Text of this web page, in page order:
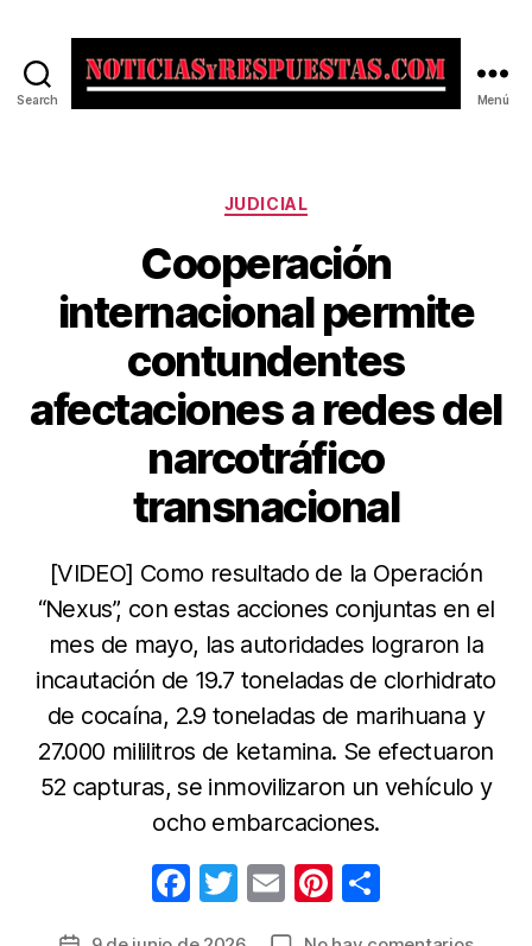
Search Menú
Categorías
JUDICIAL
Cooperación
internacional permite
contundentes
afectaciones a redes del
narcotráfico
transnacional
[VIDEO] Como resultado de la Operación
“Nexus”, con estas acciones conjuntas en el
mes de mayo, las autoridades lograron la
incautación de 19.7 toneladas de clorhidrato
de cocaína, 2.9 toneladas de marihuana y
27.000 mililitros de ketamina. Se efectuaron
52 capturas, se inmovilizaron un vehículo y
ocho embarcaciones.
F T E Pi